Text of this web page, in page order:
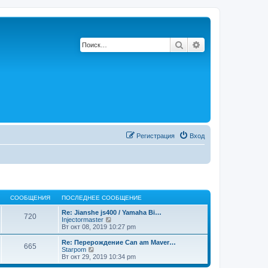
Поиск
Вход
Регистрация
СООБЩЕНИЯ ПОСЛЕДНЕЕ СООБЩЕНИЕ
720
Re: Jianshe js400 / Yamaha Bi…
Injectormaster
е
р
е
т
Вт окт 08, 2019 10:27 pm
665
Re: Перерождение Can am Maver…
Starpom
е
р
Вт окт 29, 2019 10:34 pm